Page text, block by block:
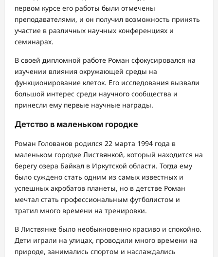
первом курсе его работы были отмечены
преподавателями, и он получил возможность принять
участие в различных научных конференциях и
семинарах.
В своей дипломной работе Роман сфокусировался на
изучении влияния окружающей среды на
функционирование клеток. Его исследования вызвали
большой интерес среди научного сообщества и
принесли ему первые научные награды.
Детство в маленьком городке
Роман Голованов родился 22 марта 1994 года в
маленьком городке Листвянкой, который находится на
берегу озера Байкал в Иркутской области. Тогда ему
было суждено стать одним из самых известных и
успешных акробатов планеты, но в детстве Роман
мечтал стать профессиональным футболистом и
тратил много времени на тренировки.
В Листвянке было необыкновенно красиво и спокойно.
Дети играли на улицах, проводили много времени на
природе, занимались спортом и наслаждались